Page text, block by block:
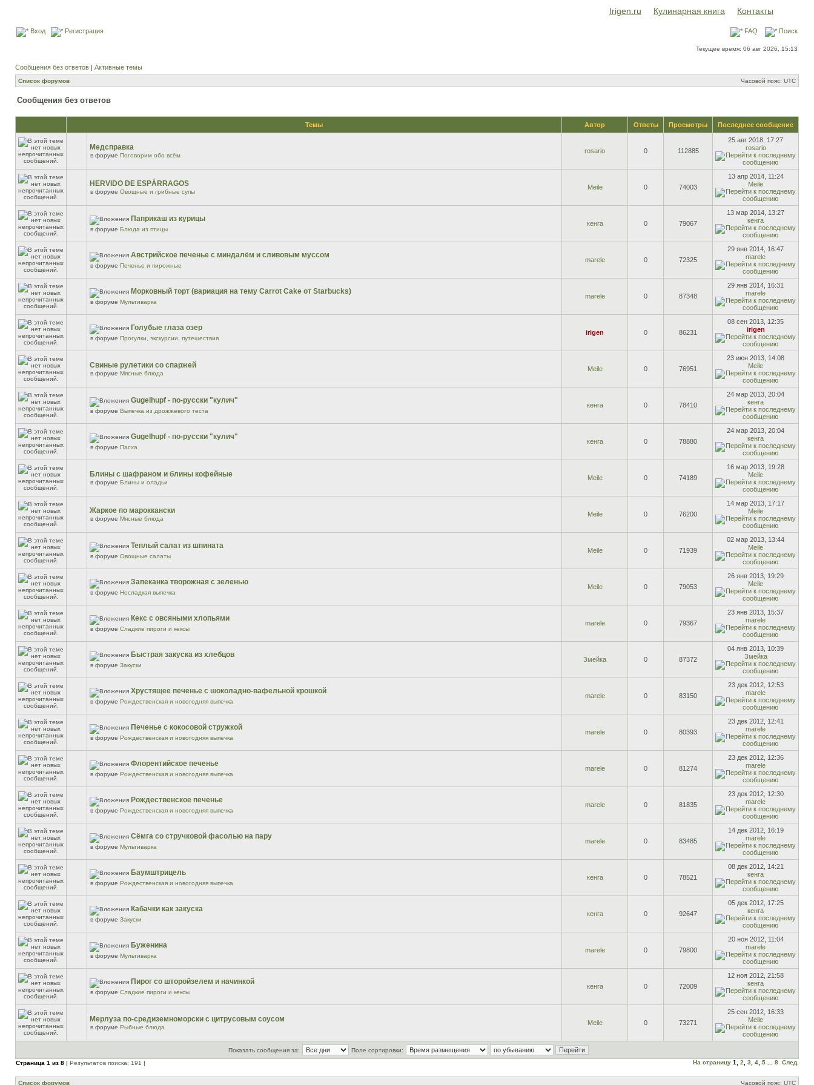
Irigen.ru Кулинарная книга Контакты
Вход Регистрация FAQ Поиск
Текущее время: 06 авг 2026, 15:13
Сообщения без ответов | Активные темы
Список форумов Часовой пояс: UTC
Сообщения без ответов
Темы Автор Ответы Просмотры Последнее сообщение
Медсправка
в форуме Поговорим обо всём
rosario 0 112885
25 авг 2018, 17:27
rosario
HERVIDO DE ESPÁRRAGOS
в форуме Овощные и грибные супы
Meile 0 74003
13 апр 2014, 11:24
Meile
Паприкаш из курицы
в форуме Блюда из птицы
кенга 0 79067
13 мар 2014, 13:27
кенга
Австрийское печенье с миндалём и сливовым муссом
в форуме Печенье и пирожные
marele 0 72325
29 янв 2014, 16:47
marele
Морковный торт (вариация на тему Carrot Cake от Starbucks)
в форуме Мультиварка
marele 0 87348
29 янв 2014, 16:31
marele
Голубые глаза озер
в форуме Прогулки, экскурсии, путешествия
irigen 0 86231
08 сен 2013, 12:35
irigen
Свиные рулетики со спаржей
в форуме Мясные блюда
Meile 0 76951
23 июн 2013, 14:08
Meile
Gugelhupf - по-русски "кулич"
в форуме Выпечка из дрожжевого теста
кенга 0 78410
24 мар 2013, 20:04
кенга
Gugelhupf - по-русски "кулич"
в форуме Пасха
кенга 0 78880
24 мар 2013, 20:04
кенга
Блины с шафраном и блины кофейные
в форуме Блины и оладьи
Meile 0 74189
16 мар 2013, 19:28
Meile
Жаркое по мароккански
в форуме Мясные блюда
Meile 0 76200
14 мар 2013, 17:17
Meile
Теплый салат из шпината
в форуме Овощные салаты
Meile 0 71939
02 мар 2013, 13:44
Meile
Запеканка творожная с зеленью
в форуме Несладкая выпечка
Meile 0 79053
26 янв 2013, 19:29
Meile
Кекс с овсяными хлопьями
в форуме Сладкие пироги и кексы
marele 0 79367
23 янв 2013, 15:37
marele
Быстрая закуска из хлебцов
в форуме Закуски
Змейка 0 87372
04 янв 2013, 10:39
Змейка
Хрустящее печенье с шоколадно-вафельной крошкой
в форуме Рождественская и новогодняя выпечка
marele 0 83150
23 дек 2012, 12:53
marele
Печенье с кокосовой стружкой
в форуме Рождественская и новогодняя выпечка
marele 0 80393
23 дек 2012, 12:41
marele
Флорентийское печенье
в форуме Рождественская и новогодняя выпечка
marele 0 81274
23 дек 2012, 12:36
marele
Рождественское печенье
в форуме Рождественская и новогодняя выпечка
marele 0 81835
23 дек 2012, 12:30
marele
Сёмга со стручковой фасолью на пару
в форуме Мультиварка
marele 0 83485
14 дек 2012, 16:19
marele
Баумштрицель
в форуме Рождественская и новогодняя выпечка
кенга 0 78521
08 дек 2012, 14:21
кенга
Кабачки как закуска
в форуме Закуски
кенга 0 92647
05 дек 2012, 17:25
кенга
Буженина
в форуме Мультиварка
marele 0 79800
20 ноя 2012, 11:04
marele
Пирог со шторойзелем и начинкой
в форуме Сладкие пироги и кексы
кенга 0 72009
12 ноя 2012, 21:58
кенга
Мерлуза по-средиземноморски с цитрусовым соусом
в форуме Рыбные блюда
Meile 0 73271
25 сен 2012, 16:33
Meile
Показать сообщения за:
Поле сортировки:
Страница 1 из 8 [ Результатов поиска: 191 ] На страницу 1 2 3 4 5 8 След.
Список форумов Часовой пояс: UTC